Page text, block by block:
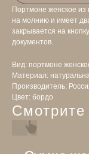
Портмоне женское из
на молнию и имеет
закрывается на
документов.
Вид: портмоне
Материал:
Производитель:
Цвет: бордо
Смотрите